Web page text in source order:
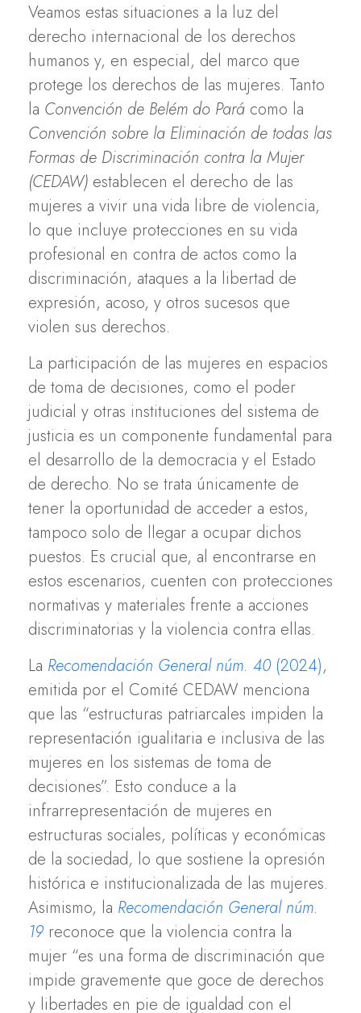
Veamos estas situaciones a la luz del
derecho internacional de los derechos
humanos y, en especial, del marco que
protege los derechos de las mujeres. Tanto
la Convención de Belém do Pará como la
Convención sobre la Eliminación de todas las
Formas de Discriminación contra la Mujer
(CEDAW) establecen el derecho de las
mujeres a vivir una vida libre de violencia,
lo que incluye protecciones en su vida
profesional en contra de actos como la
discriminación, ataques a la libertad de
expresión, acoso, y otros sucesos que
violen sus derechos.
La participación de las mujeres en espacios
de toma de decisiones, como el poder
judicial y otras instituciones del sistema de
justicia es un componente fundamental para
el desarrollo de la democracia y el Estado
de derecho. No se trata únicamente de
tener la oportunidad de acceder a estos,
tampoco solo de llegar a ocupar dichos
puestos. Es crucial que, al encontrarse en
estos escenarios, cuenten con protecciones
normativas y materiales frente a acciones
discriminatorias y la violencia contra ellas.
La Recomendación General núm. 40 (2024),
emitida por el Comité CEDAW menciona
que las “estructuras patriarcales impiden la
representación igualitaria e inclusiva de las
mujeres en los sistemas de toma de
decisiones”. Esto conduce a la
infrarrepresentación de mujeres en
estructuras sociales, políticas y económicas
de la sociedad, lo que sostiene la opresión
histórica e institucionalizada de las mujeres.
Asimismo, la Recomendación General núm.
19 reconoce que la violencia contra la
mujer “es una forma de discriminación que
impide gravemente que goce de derechos
y libertades en pie de igualdad con el